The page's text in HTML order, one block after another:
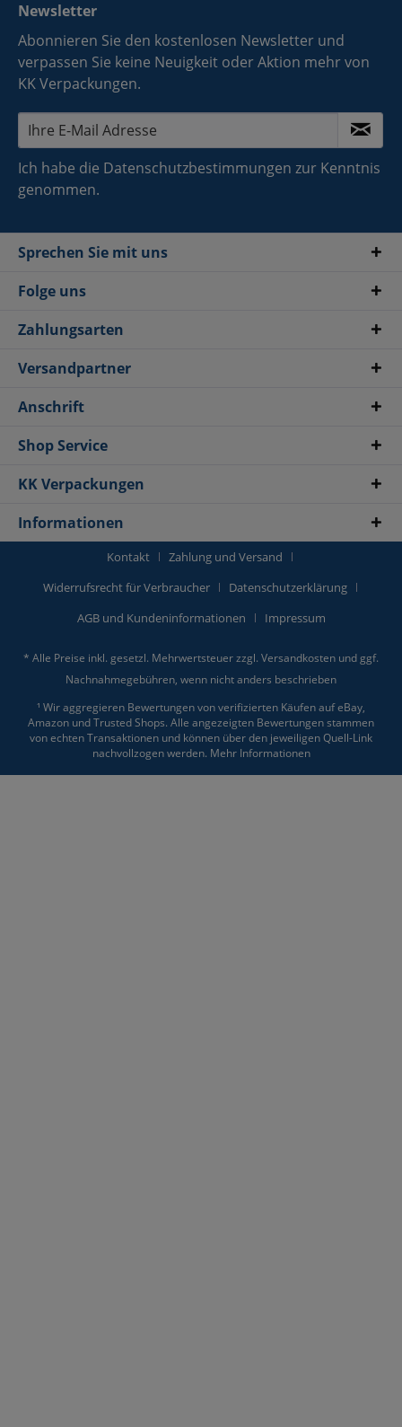
Newsletter
Abonnieren Sie den kostenlosen Newsletter und
verpassen Sie keine Neuigkeit oder Aktion mehr von
KK Verpackungen.
Ich habe die Datenschutzbestimmungen zur Kenntnis
genommen.
Sprechen Sie mit uns
Folge uns
Zahlungsarten
Versandpartner
Anschrift
Shop Service
KK Verpackungen
Informationen
Kontakt
Zahlung und Versand
Widerrufsrecht für Verbraucher
Datenschutzerklärung
AGB und Kundeninformationen
Impressum
* Alle Preise inkl. gesetzl. Mehrwertsteuer zzgl. Versandkosten und ggf.
Nachnahmegebühren, wenn nicht anders beschrieben
¹ Wir aggregieren Bewertungen von verifizierten Käufen auf eBay,
Amazon und Trusted Shops. Alle angezeigten Bewertungen stammen
von echten Transaktionen und können über den jeweiligen Quell-Link
nachvollzogen werden. Mehr Informationen